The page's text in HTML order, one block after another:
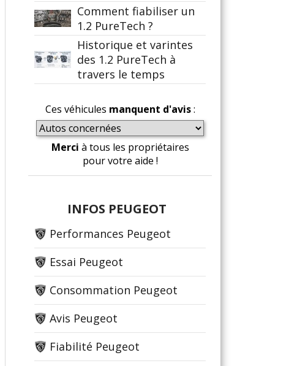
Comment fiabiliser un
1.2 PureTech ?
Historique et varintes
des 1.2 PureTech à
travers le temps
Ces véhicules manquent d'avis:
Merci à tous les propriétaires
pour votre aide !
INFOS PEUGEOT
Performances Peugeot
Essai Peugeot
Consommation Peugeot
Avis Peugeot
Fiabilité Peugeot